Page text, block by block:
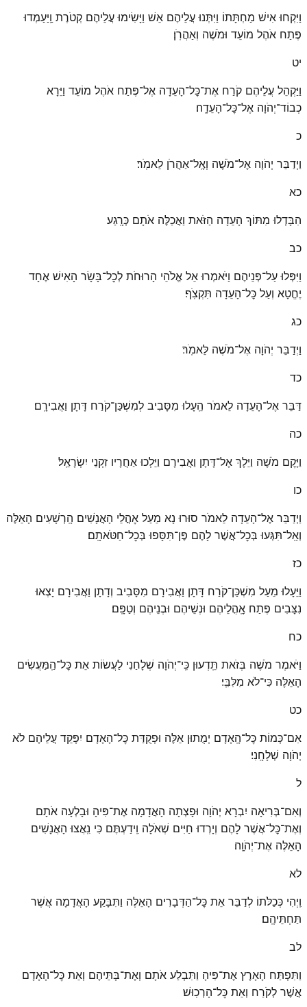
וַיִּקְחוּ אִישׁ מַחְתָּתוֹ וַיִּתְּנוּ עֲלֵיהֶם אֵשׁ וַיָּשִׂימוּ עֲלֵיהֶם קְטֹרֶת וַֽיַּעַמְדוּ
פֶּתַח אֹהֶל מוֹעֵד וּמֹשֶׁה וְאַהֲרֹֽן׃
יט
וַיַּקְהֵל עֲלֵיהֶם קֹרַח אֶת־כׇּל־הָעֵדָה אֶל־פֶּתַח אֹהֶל מוֹעֵד וַיֵּרָא
כְבוֹד־יְהֹוָה אֶל־כׇּל־הָעֵדָֽה׃
כ
וַיְדַבֵּר יְהֹוָה אֶל־מֹשֶׁה וְאֶֽל־אַהֲרֹן לֵאמֹֽר׃
כא
הִבָּדְלוּ מִתּוֹךְ הָעֵדָה הַזֹּאת וַאֲכַלֶּה אֹתָם כְּרָֽגַע׃
כב
וַיִּפְּלוּ עַל־פְּנֵיהֶם וַיֹּאמְרוּ אֵל אֱלֹהֵי הָרוּחֹת לְכׇל־בָּשָׂר הָאִישׁ אֶחָד
יֶחֱטָא וְעַל כׇּל־הָעֵדָה תִּקְצֹֽף׃
כג
וַיְדַבֵּר יְהֹוָה אֶל־מֹשֶׁה לֵּאמֹֽר׃
כד
דַּבֵּר אֶל־הָעֵדָה לֵאמֹר הֵֽעָלוּ מִסָּבִיב לְמִשְׁכַּן־קֹרַח דָּתָן וַאֲבִירָֽם׃
כה
וַיָּקׇם מֹשֶׁה וַיֵּלֶךְ אֶל־דָּתָן וַאֲבִירָם וַיֵּלְכוּ אַחֲרָיו זִקְנֵי יִשְׂרָאֵֽל׃
כו
וַיְדַבֵּר אֶל־הָעֵדָה לֵאמֹר סוּרוּ נָא מֵעַל אׇהֳלֵי הָאֲנָשִׁים הָֽרְשָׁעִים הָאֵלֶּה
וְאַֽל־תִּגְּעוּ בְּכׇל־אֲשֶׁר לָהֶם פֶּן־תִּסָּפוּ בְּכׇל־חַטֹּאתָֽם׃
כז
וַיֵּעָלוּ מֵעַל מִשְׁכַּן־קֹרַח דָּתָן וַאֲבִירָם מִסָּבִיב וְדָתָן וַאֲבִירָם יָצְאוּ
נִצָּבִים פֶּתַח אׇֽהֳלֵיהֶם וּנְשֵׁיהֶם וּבְנֵיהֶם וְטַפָּֽם׃
כח
וַיֹּאמֶר מֹשֶׁה בְּזֹאת תֵּֽדְעוּן כִּֽי־יְהֹוָה שְׁלָחַנִי לַעֲשׂוֹת אֵת כׇּל־הַֽמַּעֲשִׂים
הָאֵלֶּה כִּי־לֹא מִלִּבִּֽי׃
כט
אִם־כְּמוֹת כׇּל־הָֽאָדָם יְמֻתוּן אֵלֶּה וּפְקֻדַּת כׇּל־הָאָדָם יִפָּקֵד עֲלֵיהֶם לֹא
יְהֹוָה שְׁלָחָֽנִי׃
ל
וְאִם־בְּרִיאָה יִבְרָא יְהֹוָה וּפָצְתָה הָאֲדָמָה אֶת־פִּיהָ וּבָלְעָה אֹתָם
וְאֶת־כׇּל־אֲשֶׁר לָהֶם וְיָרְדוּ חַיִּים שְׁאֹלָה וִֽידַעְתֶּם כִּי נִֽאֲצוּ הָאֲנָשִׁים
הָאֵלֶּה אֶת־יְהֹוָֽה׃
לא
וַֽיְהִי כְּכַלֹּתוֹ לְדַבֵּר אֵת כׇּל־הַדְּבָרִים הָאֵלֶּה וַתִּבָּקַע הָאֲדָמָה אֲשֶׁר
תַּחְתֵּיהֶֽם׃
לב
וַתִּפְתַּח הָאָרֶץ אֶת־פִּיהָ וַתִּבְלַע אֹתָם וְאֶת־בָּתֵּיהֶם וְאֵת כׇּל־הָאָדָם
אֲשֶׁר לְקֹרַח וְאֵת כׇּל־הָרְכֽוּשׁ׃